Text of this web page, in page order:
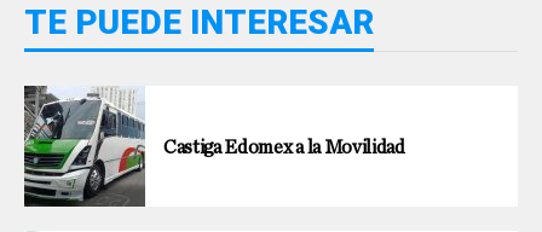
TE PUEDE INTERESAR
Castiga Edomex a la Movilidad